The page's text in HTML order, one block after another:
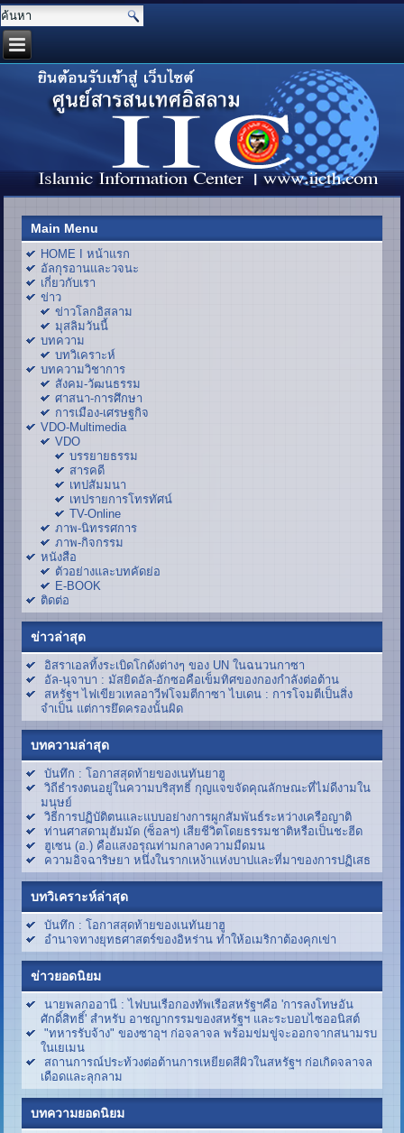
Main Menu
HOME I หน้าแรก
อัลกุรอานและวจนะ
เกี่ยวกับเรา
ข่าว
ข่าวโลกอิสลาม
มุสลิมวันนี้
บทความ
บทวิเคราะห์
บทความวิชาการ
สังคม-วัฒนธรรม
ศาสนา-การศึกษา
การเมือง-เศรษฐกิจ
VDO-Multimedia
VDO
บรรยายธรรม
สารคดี
เทปสัมมนา
เทปรายการโทรทัศน์
TV-Online
ภาพ-นิทรรศการ
ภาพ-กิจกรรม
หนังสือ
ตัวอย่างและบทคัดย่อ
E-BOOK
ติดต่อ
ข่าวล่าสุด
อิสราเอลทิ้งระเบิดโกดังต่างๆ ของ UN ในฉนวนกาซา
อัล-นุจาบา : มัสยิดอัล-อักซอคือเข็มทิศของกองกำลังต่อต้าน
สหรัฐฯ ไฟเขียวเทลอาวีฟโจมตีกาซา ไบเดน : การโจมตีเป็นสิ่ง
จำเป็น แต่การยึดครองนั้นผิด
บทความล่าสุด
บันทึก : โอกาสสุดท้ายของเนทันยาฮู
วิถีธำรงตนอยู่ในความบริสุทธิ์ กุญแจขจัดคุณลักษณะที่ไม่ดีงามใน
มนุษย์
วิธีการปฏิบัติตนและแบบอย่างการผูกสัมพันธ์ระหว่างเครือญาติ
ท่านศาสดามุฮัมมัด (ซ็อลฯ) เสียชีวิตโดยธรรมชาติหรือเป็นชะฮีด
ฮูเซน (อ.) คือแสงอรุณท่ามกลางความมืดมน
ความอิจฉาริษยา หนึ่งในรากเหง้าแห่งบาปและที่มาของการปฏิเสธ
บทวิเคราะห์ล่าสุด
บันทึก : โอกาสสุดท้ายของเนทันยาฮู
อำนาจทางยุทธศาสตร์ของอิหร่าน ทำให้อเมริกาต้องคุกเข่า
ข่าวยอดนิยม
นายพลกออานี : ไฟบนเรือกองทัพเรือสหรัฐฯคือ 'การลงโทษอัน
ศักดิ์สิทธิ์' สำหรับ อาชญากรรมของสหรัฐฯ และระบอบไซออนิสต์
"ทหารรับจ้าง" ของซาอุฯ ก่อจลาจล พร้อมข่มขู่จะออกจากสนามรบ
ในเยเมน
สถานการณ์ประท้วงต่อต้านการเหยียดสีผิวในสหรัฐฯ ก่อเกิดจลาจล
เดือดและลุกลาม
บทความยอดนิยม